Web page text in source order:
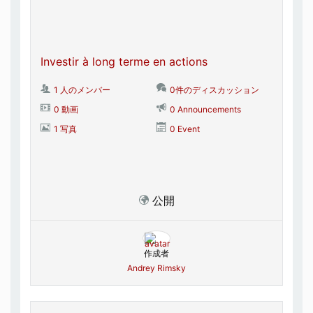
Investir à long terme en actions
1 人のメンバー
0件のディスカッション
0 動画
0 Announcements
1 写真
0 Event
公開
作成者
Andrey Rimsky